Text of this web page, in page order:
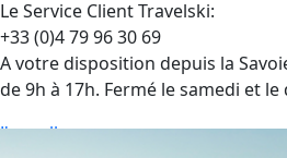
Le Service Client Travelski:
+33 (0)4 79 96 30 69
A votre disposition depuis la
de 9h à 17h. Fermé le samedi et le
J'appelle